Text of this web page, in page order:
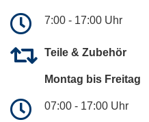
7:00 - 17:00 Uhr
Teile & Zubehör
Montag bis Freitag
07:00 - 17:00 Uhr